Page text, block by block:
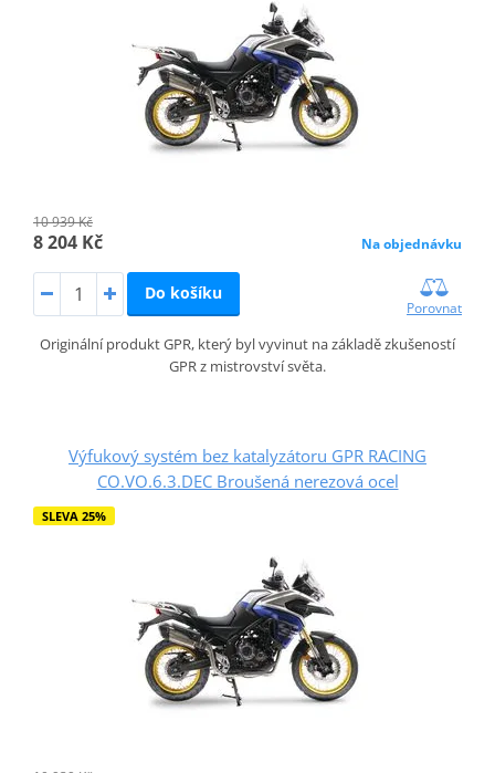
10 939 Kč
8 204 Kč Na objednávku
Do košíku
Porovnat
Originální produkt GPR, který byl vyvinut na základě zkušeností
GPR z mistrovství světa.
Výfukový systém bez katalyzátoru GPR RACING
CO.VO.6.3.DEC Broušená nerezová ocel
SLEVA 25%